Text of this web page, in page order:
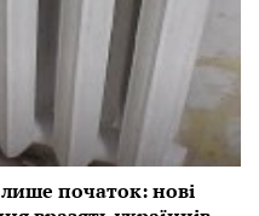
лише початок: нові